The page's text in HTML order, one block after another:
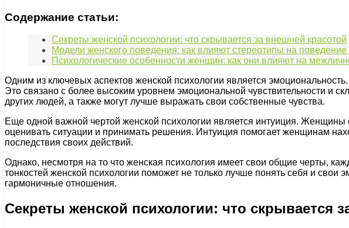
Содержание статьи:
Секреты женской психологии: что скрывается за внешней красотой
Модели женского поведения: как влияют стереотипы на
Психологические особенности женщин: как они влияют на
Одним из ключевых аспектов женской психологии является
Это связано с более высоким уровнем эмоциональной чувствительности и
других людей, а также могут лучше выражать свои собственные чувства.
Еще одной важной чертой женской психологии является интуиция.
оценивать ситуации и принимать решения. Интуиция помогает женщинам
последствия своих действий.
Однако, несмотря на то что женская психология имеет свои общие черты,
тонкостей женской психологии поможет не только лучше понять себя и
гармоничные отношения.
Секреты женской психологии: что скрывается